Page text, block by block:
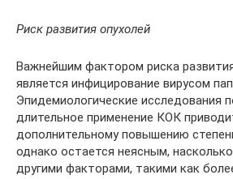
Риск развития опухолей
Важнейшим фактором риска
является инфицирование вирусом
Эпидемиологические исследования
длительное применение КОК
дополнительному повышению
однако остается неясным,
другими факторами, такими как